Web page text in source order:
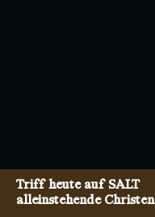
Triff heute auf SALT
alleinstehende Christen